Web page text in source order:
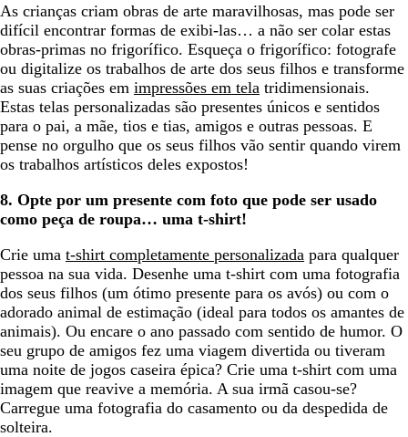
As crianças criam obras de arte maravilhosas, mas pode ser
difícil encontrar formas de exibi-las… a não ser colar estas
obras-primas no frigorífico. Esqueça o frigorífico: fotografe
ou digitalize os trabalhos de arte dos seus filhos e transforme
as suas criações em impressões em tela tridimensionais.
Estas telas personalizadas são presentes únicos e sentidos
para o pai, a mãe, tios e tias, amigos e outras pessoas. E
pense no orgulho que os seus filhos vão sentir quando virem
os trabalhos artísticos deles expostos!
8. Opte por um presente com foto que pode ser usado
como peça de roupa… uma t-shirt!
Crie uma t-shirt completamente personalizada para qualquer
pessoa na sua vida. Desenhe uma t-shirt com uma fotografia
dos seus filhos (um ótimo presente para os avós) ou com o
adorado animal de estimação (ideal para todos os amantes de
animais). Ou encare o ano passado com sentido de humor. O
seu grupo de amigos fez uma viagem divertida ou tiveram
uma noite de jogos caseira épica? Crie uma t-shirt com uma
imagem que reavive a memória. A sua irmã casou-se?
Carregue uma fotografia do casamento ou da despedida de
solteira.